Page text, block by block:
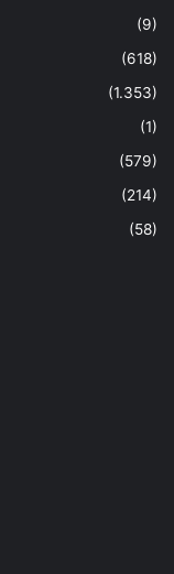
(9)
(618)
(1.353)
(1)
(579)
(214)
(58)